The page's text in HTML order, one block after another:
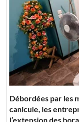
Débordées par les
canicule, les
l’extension des